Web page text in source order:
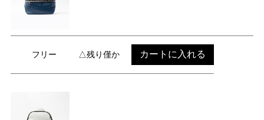
フリー △残り僅か カートに入れる